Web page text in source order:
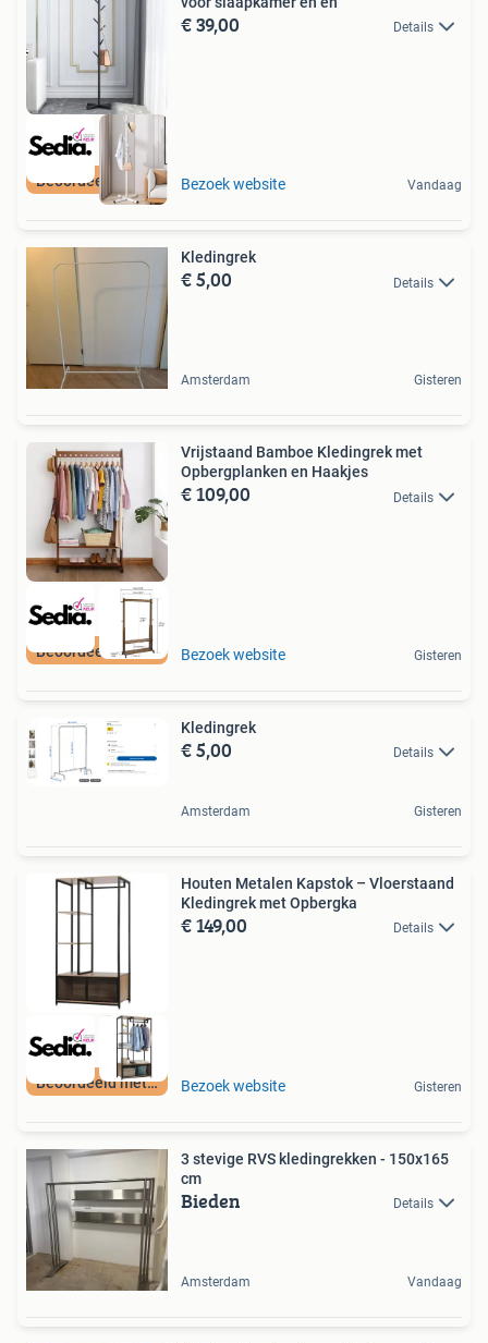
Beoordeeld met 9+
€ 39,00 Details
Bezoek website Vandaag
Kledingrek
€ 5,00 Details
Amsterdam Gisteren
Beoordeeld met 9+
Vrijstaand Bamboe Kledingrek met
Opbergplanken en Haakjes
€ 109,00 Details
Bezoek website Gisteren
Kledingrek
€ 5,00 Details
Amsterdam Gisteren
Beoordeeld met 9+
Houten Metalen Kapstok – Vloerstaand
Kledingrek met Opbergka
€ 149,00 Details
Bezoek website Gisteren
3 stevige RVS kledingrekken - 150x165
cm
Bieden Details
Amsterdam Vandaag